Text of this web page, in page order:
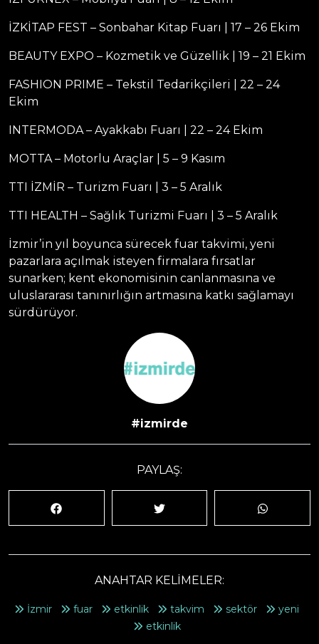
#izmirde
PAYLAŞ:
ANAHTAR KELİMELER:
İzmir fuar etkinlik takvim sektör
yeni
etkinlik
İZKİTAP FEST – Sonbahar Kitap Fuarı | 17 – 26 Ekim
BEAUTY EXPO – Kozmetik ve Güzellik | 19 – 21 Ekim
FASHION PRIME – Tekstil Tedarikçileri | 22 – 24
Ekim
INTERMODA – Ayakkabı Fuarı | 22 – 24 Ekim
MOTTA – Motorlu Araçlar | 5 – 9 Kasım
TTI İZMİR – Turizm Fuarı | 3 – 5 Aralık
TTI HEALTH – Sağlık Turizmi Fuarı | 3 – 5 Aralık
İzmir’in yıl boyunca sürecek fuar takvimi, yeni
pazarlara açılmak isteyen firmalara fırsatlar
sunarken; kent ekonomisinin canlanmasına ve
uluslararası tanınırlığın artmasına katkı sağlamayı
sürdürüyor.